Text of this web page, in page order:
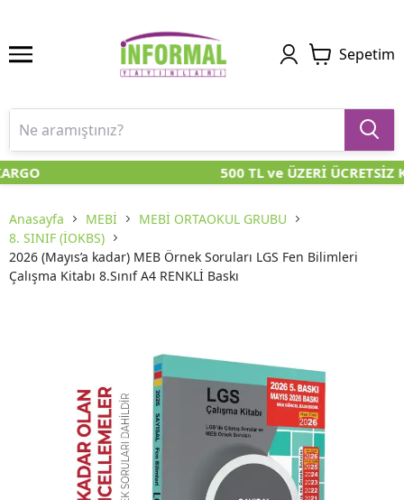
Sepetim
500 TL ve ÜZERİ ÜCRETSİZ
Anasayfa MEBİ
MEBİ ORTAOKUL GRUBU
8. SINIF (İOKBS)
2026 (Mayıs’a kadar) MEB Örnek Soruları LGS Fen Bilimleri
Çalışma Kitabı 8.Sınıf A4 RENKLİ Baskı